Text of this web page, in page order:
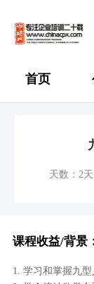
首页
天数：2
课程收益/背景
1. 学习和掌握九